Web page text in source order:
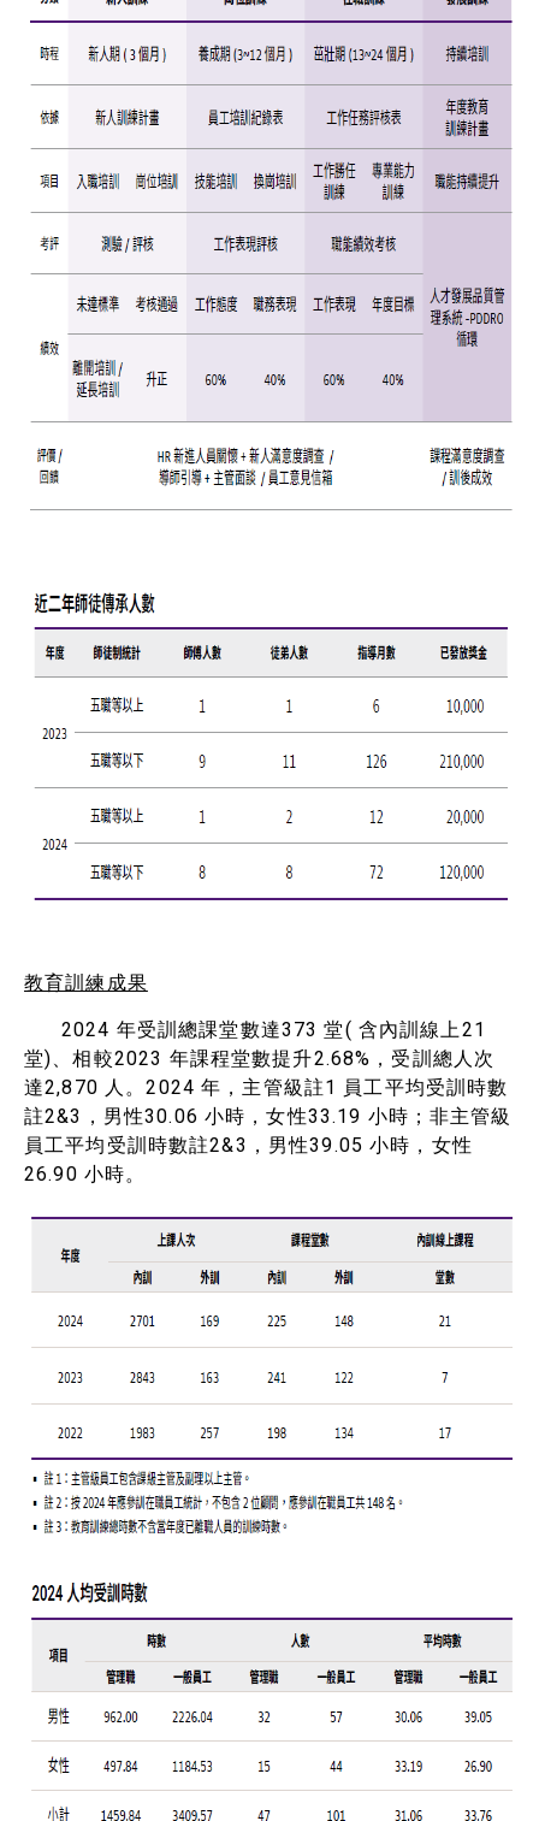
教育訓練成果
2024 年受訓總課堂數達373 堂( 含內訓線上21
堂)、相較2023 年課程堂數提升2.68%，受訓總人次
達2,870 人。2024 年，主管級註1 員工平均受訓時數
註2&3，男性30.06 小時，女性33.19 小時；非主管級
員工平均受訓時數註2&3，男性39.05 小時，女性
26.90 小時。